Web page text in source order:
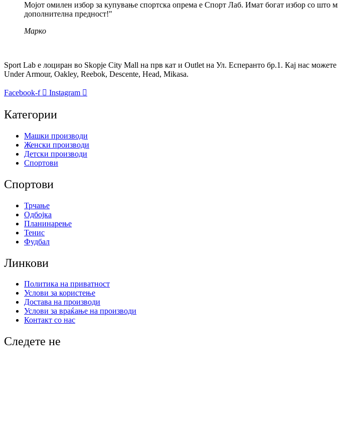
Мојот омилен избор за купување спортска опрема е Спорт Лаб. Имат богат избор со што
дополнителна предност!"
Марко
Sport Lab е лоциран во Skopje City Mall на прв кат и Outlet на Ул. Есперанто бр.1. Кај нас
Under Armour, Oakley, Reebok, Descente, Head, Mikasa.
Facebook-f Instagram
Категории
Машки производи
Женски производи
Детски производи
Спортови
Спортови
Трчање
Одбојка
Планинарење
Тенис
Фудбал
Линкови
Политика на приватност
Услови за користење
Достава на производи
Услови за враќање на производи
Контакт со нас
Следете не